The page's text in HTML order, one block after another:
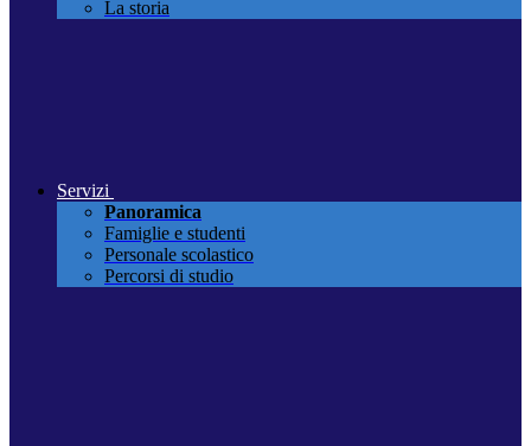
La storia
Servizi
Panoramica
Famiglie e studenti
Personale scolastico
Percorsi di studio